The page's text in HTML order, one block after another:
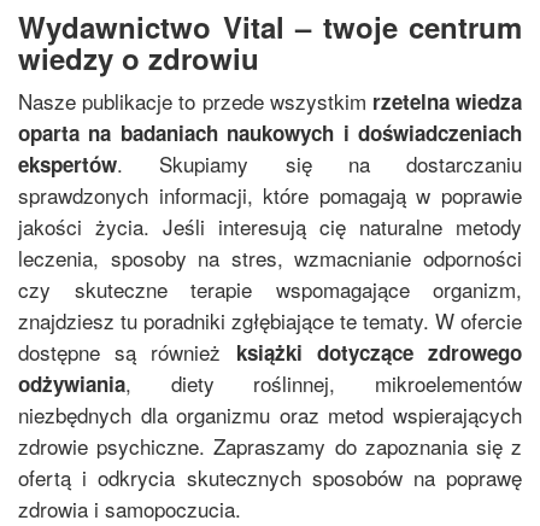
Wydawnictwo Vital – twoje centrum
wiedzy o zdrowiu
Nasze publikacje to przede wszystkim rzetelna wiedza
oparta na badaniach naukowych i doświadczeniach
ekspertów. Skupiamy się na dostarczaniu
sprawdzonych informacji, które pomagają w poprawie
jakości życia. Jeśli interesują cię naturalne metody
leczenia, sposoby na stres, wzmacnianie odporności
czy skuteczne terapie wspomagające organizm,
znajdziesz tu poradniki zgłębiające te tematy. W ofercie
dostępne są również książki dotyczące zdrowego
odżywiania, diety roślinnej, mikroelementów
niezbędnych dla organizmu oraz metod wspierających
zdrowie psychiczne. Zapraszamy do zapoznania się z
ofertą i odkrycia skutecznych sposobów na poprawę
zdrowia i samopoczucia.